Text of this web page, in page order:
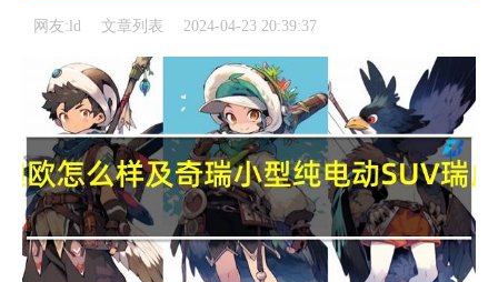
网友:ld 文章列表 2024-04-23 20:39:37